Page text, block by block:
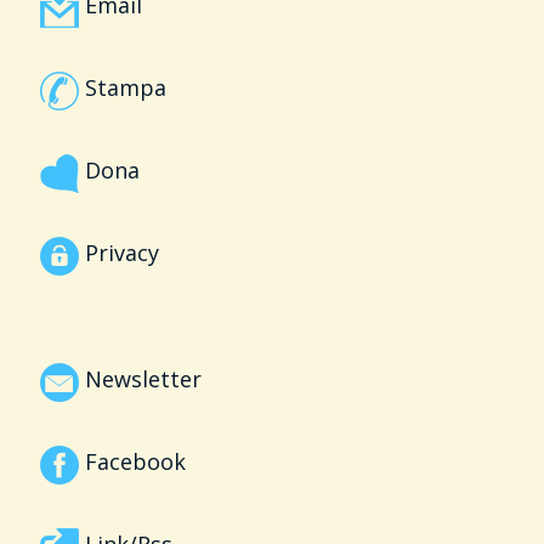
Stampa
Dona
Privacy
Newsletter
Facebook